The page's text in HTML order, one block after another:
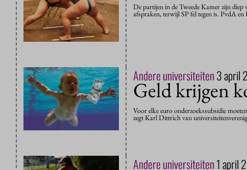
De partijen in de Tweede Kamer zijn diep
afspraken, terwijl SP fel tegen is. PvdA
Andere universiteiten3 april
Geld krijgen
Voor elke euro onderzoekssubsidie
zegt Karl Dittrich van
Andere universiteiten1 april